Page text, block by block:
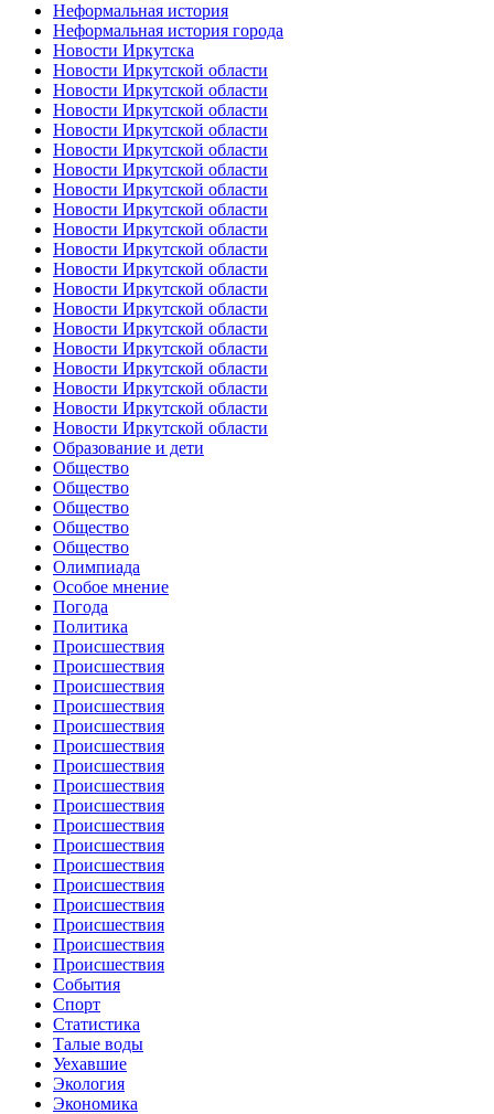
Неформальная история
Неформальная история города
Новости Иркутска
Новости Иркутской области
Новости Иркутской области
Новости Иркутской области
Новости Иркутской области
Новости Иркутской области
Новости Иркутской области
Новости Иркутской области
Новости Иркутской области
Новости Иркутской области
Новости Иркутской области
Новости Иркутской области
Новости Иркутской области
Новости Иркутской области
Новости Иркутской области
Новости Иркутской области
Новости Иркутской области
Новости Иркутской области
Новости Иркутской области
Новости Иркутской области
Образование и дети
Общество
Общество
Общество
Общество
Общество
Олимпиада
Особое мнение
Погода
Политика
Происшествия
Происшествия
Происшествия
Происшествия
Происшествия
Происшествия
Происшествия
Происшествия
Происшествия
Происшествия
Происшествия
Происшествия
Происшествия
Происшествия
Происшествия
Происшествия
Происшествия
События
Спорт
Статистика
Талые воды
Уехавшие
Экология
Экономика